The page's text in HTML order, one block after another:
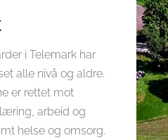
i Telemark har
alle nivå og aldre.
er rettet mot
arbeid og
helse og omsorg.